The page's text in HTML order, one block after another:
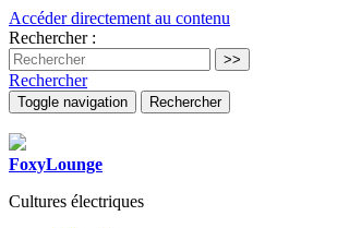
Accéder directement au contenu
Rechercher :
Rechercher
Toggle navigation Rechercher
FoxyLounge
Cultures électriques